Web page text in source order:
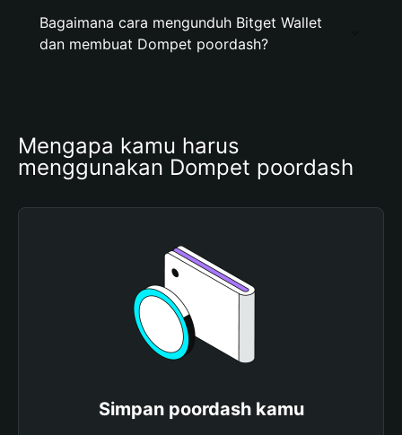
Bagaimana cara mengunduh Bitget Wallet
dan membuat Dompet poordash?
Mengapa kamu harus
menggunakan Dompet poordash
Simpan poordash kamu